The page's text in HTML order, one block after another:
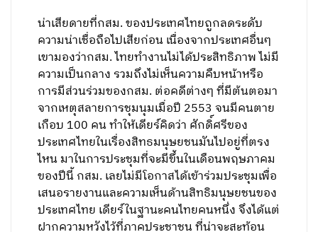
น่าเสียดายที่กสม. ของประเทศไทยถูกลดระดับ
ความน่าเชื่อถือไปเสียก่อน เนื่องจากประเทศอื่นๆ
เขามองว่ากสม. ไทยทำงานไม่ได้ประสิทธิภาพ ไม่มี
ความเป็นกลาง รวมถึงไม่เห็นความคืบหน้าหรือ
การมีส่วนร่วมของกสม. ต่อคดีต่างๆ ที่มีต้นตอมา
จากเหตุสลายการชุมนุมเมื่อปี 2553 จนมีคนตาย
เกือบ 100 คน ทำให้เดียร์คิดว่า ศักดิ์ศรีของ
ประเทศไทยในเรื่องสิทธมนุษยชนมันไปอยู่ที่ตรง
ไหน มาในการประชุมที่จะมีขึ้นในเดือนพฤษภาคม
ของปีนี้ กสม. เลยไม่มีโอกาสได้เข้าร่วมประชุมเพื่อ
เสนอรายงานและความเห็นด้านสิทธิมนุษยชนของ
ประเทศไทย เดียร์ในฐานะคนไทยคนหนึ่ง จึงได้แต่
ฝากความหวังไว้ที่ภาคประชาชน ที่น่าจะสะท้อน